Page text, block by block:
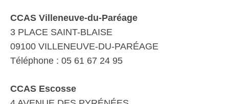
CCAS Villeneuve-du-Paréage
3 PLACE SAINT-BLAISE
09100 VILLENEUVE-DU-PARÉAGE
Téléphone : 05 61 67 24 95
CCAS Escosse